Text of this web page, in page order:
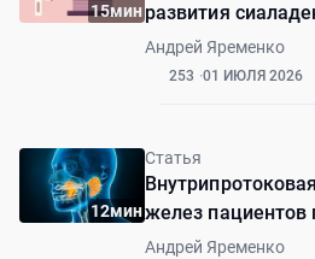
15минразвития
фоне
Андрей Яременко
253 01 ИЮЛЯ 2026
12мин
Статья
желез пациентов
радиойодтерапии
Андрей Яременко